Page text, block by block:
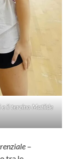
e il terzino Matilde
–